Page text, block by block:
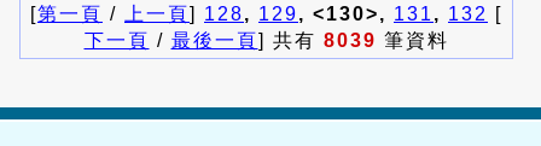
[第一頁 / 上一頁] 128, 129, <130>, 131 , 132
[
下一頁 / 最後一頁] 共有 8039 筆資料